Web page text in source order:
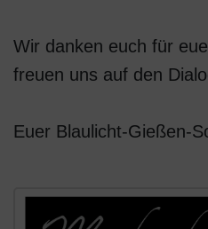
Wir danken euch für
freuen uns auf den
Euer Blaulicht-Gießen-